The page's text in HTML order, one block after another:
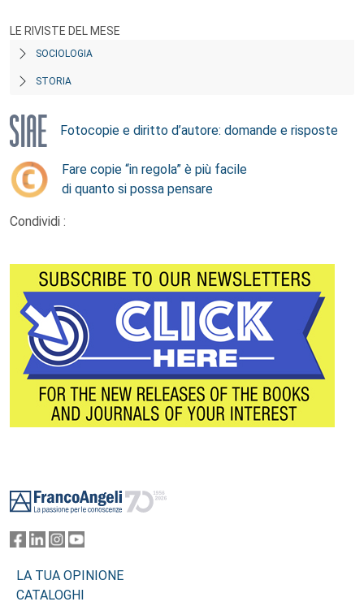
LE RIVISTE DEL MESE
SOCIOLOGIA
STORIA
Fotocopie e diritto d’autore: domande e risposte
Fare copie “in regola” è più facile
di quanto si possa pensare
Condividi :
LA TUA OPINIONE
CATALOGHI